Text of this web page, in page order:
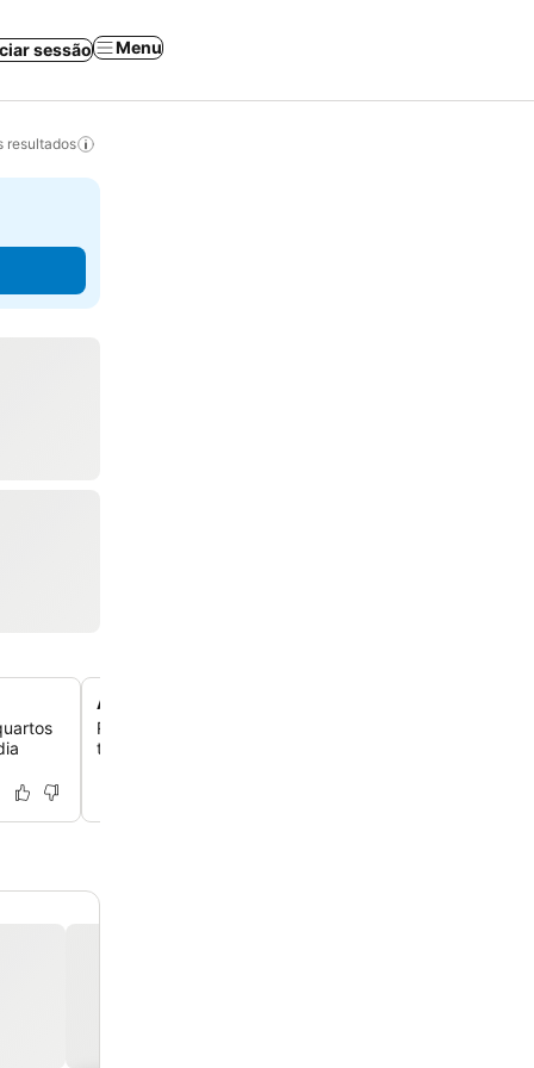
sessão Menu
resultados
Área de lounge-bar
Relaxe na espaçosa área de lounge-bar do hotel, um
tranquilo para você desfrutar de bebidas e socializar.